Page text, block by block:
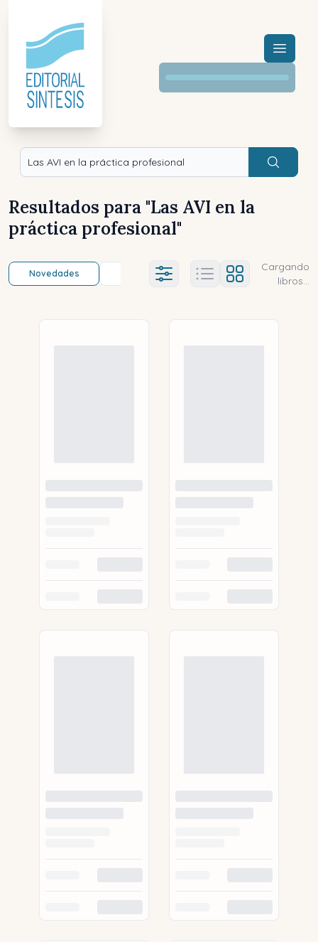
Menú
Buscar
Resultados para "Las AVI en la
práctica profesional"
Novedades Título (a-z) Título (z-a)
Ajustes abierto
Cargando
libros...